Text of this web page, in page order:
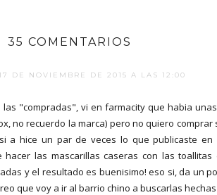
35 COMENTARIOS
17 DE NOVIEMBRE DE 2015 A LAS 12:00
las "compradas", vi en farmacity que habia
no recuerdo la marca) pero no quiero comprar
a hice un par de veces lo que publicaste en
hacer las mascarillas caseras con las toallitas
y el resultado es buenisimo! eso si, da un
que voy a ir al barrio chino a buscarlas hechas